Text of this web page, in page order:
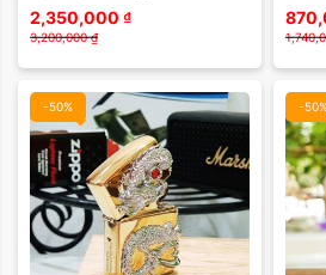
Time Less
2,350,000 ₫
3,200,000 ₫
bên
-50% -